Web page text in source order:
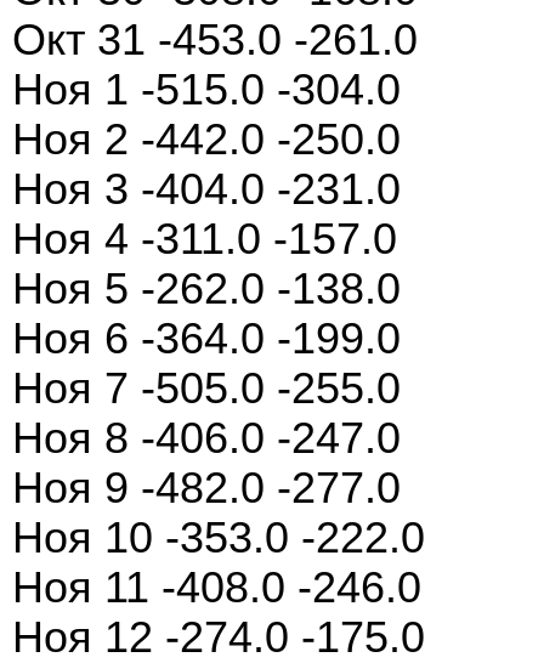
Окт 31 -453.0 -261.0
Ноя 1 -515.0 -304.0
Ноя 2 -442.0 -250.0
Ноя 3 -404.0 -231.0
Ноя 4 -311.0 -157.0
Ноя 5 -262.0 -138.0
Ноя 6 -364.0 -199.0
Ноя 7 -505.0 -255.0
Ноя 8 -406.0 -247.0
Ноя 9 -482.0 -277.0
Ноя 10 -353.0 -222.0
Ноя 11 -408.0 -246.0
Ноя 12 -274.0 -175.0